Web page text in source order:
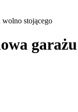
wolno stojącego